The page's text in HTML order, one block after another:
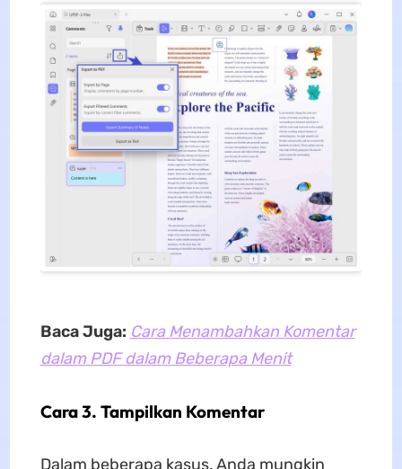
Baca Juga: Cara Menambahkan Komentar
dalam PDF dalam Beberapa Menit
Cara 3. Tampilkan Komentar
Dalam beberapa kasus, Anda mungkin